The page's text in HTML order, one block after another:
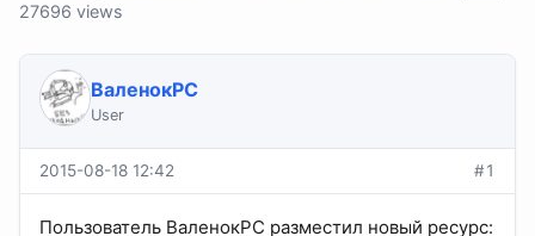
27696 views
ВаленокPC
User
2015-08-18 12:42 #1
Пользователь ВаленокPC разместил новый ресурс: